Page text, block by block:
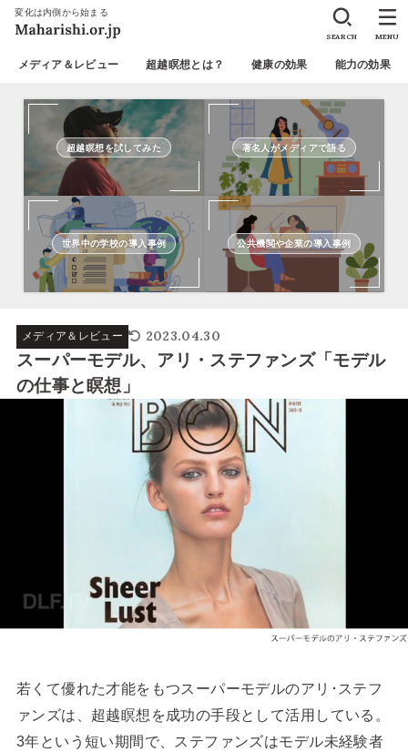
変化は内側から始まる
メディア＆レビュー 超越瞑想とは？ 健康の効果 能力の効果
SEARCH MENU
超越瞑想を試してみた 著名人がメディアで語る
世界中の学校の導入事例 公共機関や企業の導入事例
メディア＆レビュー 2023.04.30
スーパーモデル、アリ・ステファンズ「モデル
の仕事と瞑想」
若くて優れた才能をもつスーパーモデルのアリ･ステフ
ァンズは、超越瞑想を成功の手段として活用している。
3年という短い期間で、ステファンズはモデル未経験者